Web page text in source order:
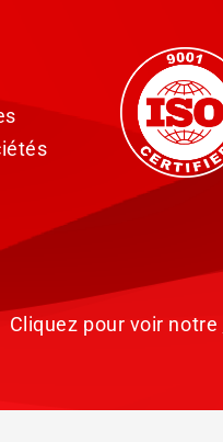
Cliquez pour voir notre